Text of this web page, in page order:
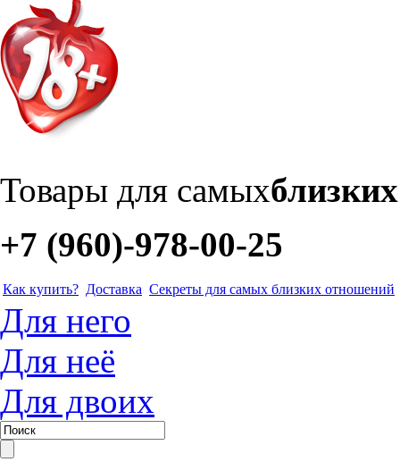
Товары для самых
+7 (960)-978-00-25
Как купить? Доставка Секреты для самых близких отношений
Для него
Для неё
Для двоих